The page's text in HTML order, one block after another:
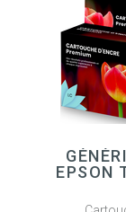
EPSON